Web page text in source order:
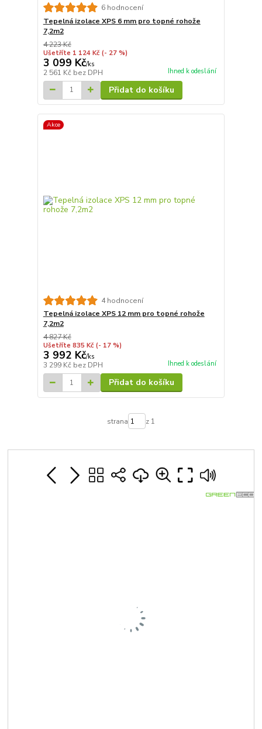
6 hodnocení
Tepelná izolace XPS 6 mm pro topné rohože
7,2m2
4 223 Kč
Ušetříte 1 124 Kč (- 27 %)
3 099 Kč/ks
2 561 Kč bez DPH Ihned k odeslání
Přidat do košíku
Akce
4 hodnocení
Tepelná izolace XPS 12 mm pro topné rohože
7,2m2
4 827 Kč
Ušetříte 835 Kč (- 17 %)
3 992 Kč/ks
3 299 Kč bez DPH Ihned k odeslání
Přidat do košíku
strana z 1